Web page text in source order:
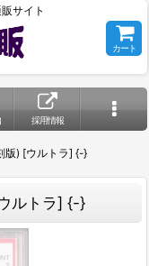
サイト
カート
採用情報
版) [ウルトラ] {-}
ルトラ] {-}